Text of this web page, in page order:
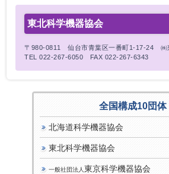
東北科学機器協会
〒980-0811 仙台市青葉区一番町1-17-24 ㈱
TEL 022-267-6050 FAX 022-267-6343
全国構成10団体
北海道科学機器協会
東北科学機器協会
一般社団法人 東京科学機器協会